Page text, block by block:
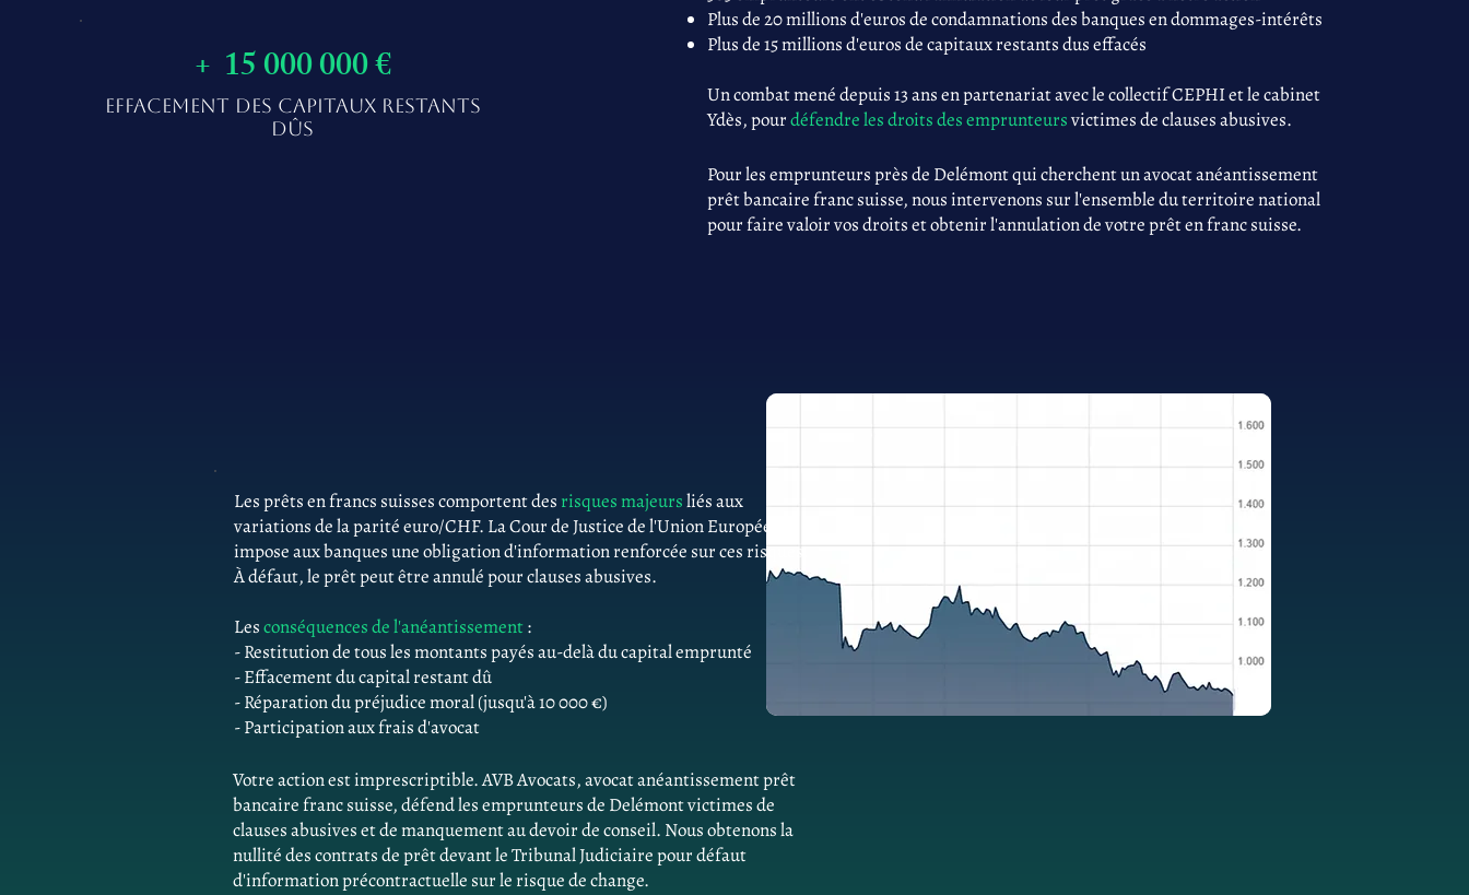
+ 15 000 000 €
EFFACEMENT DES CAPITAUX RESTANTS
DÛS
Plus de 20 millions d'euros de condamnations des banques en dommages-intérêts
Plus de 15 millions d'euros de capitaux restants dus effacés
Un combat mené depuis 13 ans en partenariat avec le collectif CEPHI et le cabinet
Ydès, pourdéfendre les droits des emprunteursvictimes de clauses abusives.
Pour les emprunteurs près de Delémont qui cherchent un avocat anéantissement
prêt bancaire franc suisse, nous intervenons sur l'ensemble du territoire national
pour faire valoir vos droits et obtenir l'annulation de votre prêt en franc suisse.
Les prêts en francs suisses comportent des risques majeursliés aux
variations de la parité euro/CHF. La Cour de Justice de l'Union Européenne
impose aux banques une obligation d'information renforcée sur ces risques.
À défaut, le prêt peut être annulé pour clauses abusives.
Lesconséquences de l'anéantissement:
- Restitution de tous les montants payés au-delà du capital emprunté
- Effacement du capital restant dû
- Réparation du préjudice moral (jusqu'à 10 000 €)
- Participation aux frais d'avocat
Votre action est imprescriptible. AVB Avocats, avocat anéantissement prêt
bancaire franc suisse, défend les emprunteurs de Delémont victimes de
clauses abusives et de manquement au devoir de conseil. Nous obtenons la
nullité des contrats de prêt devant le Tribunal Judiciaire pour défaut
d'information précontractuelle sur le risque de change.